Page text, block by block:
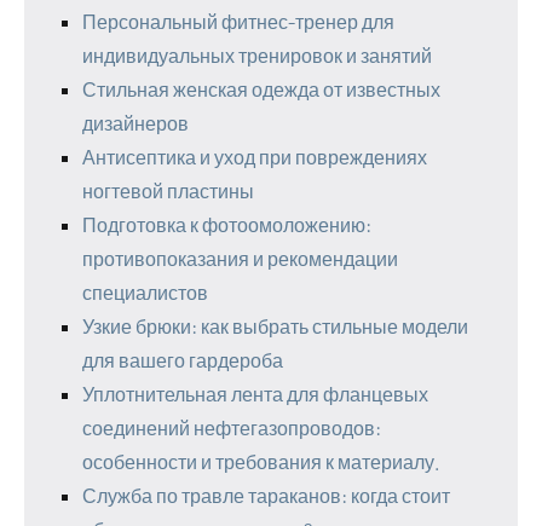
Персональный фитнес-тренер для
индивидуальных тренировок и занятий
Стильная женская одежда от известных
дизайнеров
Антисептика и уход при повреждениях
ногтевой пластины
Подготовка к фотоомоложению:
противопоказания и рекомендации
специалистов
Узкие брюки: как выбрать стильные модели
для вашего гардероба
Уплотнительная лента для фланцевых
соединений нефтегазопроводов:
особенности и требования к материалу.
Служба по травле тараканов: когда стоит